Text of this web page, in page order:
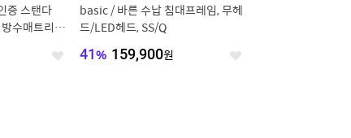
증 스탠다
수매트리스
좋
basic / 바른 수납 침대프레임, 무헤
드/LED헤드, SS/Q
41% 159,900원 좋